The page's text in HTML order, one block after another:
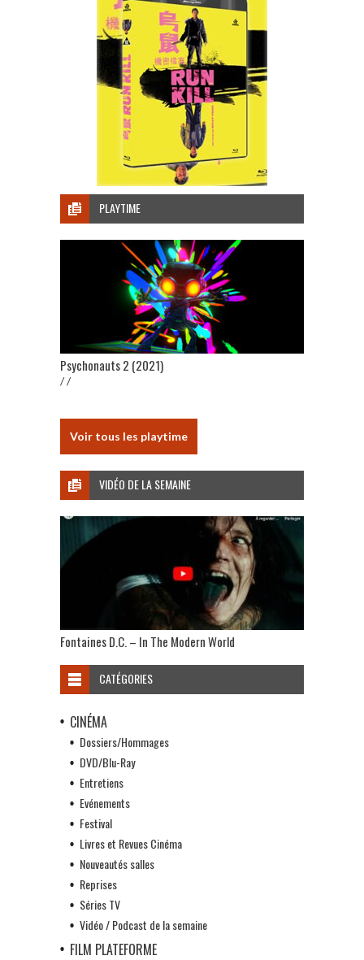
PLAYTIME
Psychonauts 2 (2021)
/ /
Voir tous les playtime
VIDÉO DE LA SEMAINE
Fontaines D.C. – In The Modern World
CATÉGORIES
CINÉMA
Dossiers/Hommages
DVD/Blu-Ray
Entretiens
Evénements
Festival
Livres et Revues Cinéma
Nouveautés salles
Reprises
Séries TV
Vidéo / Podcast de la semaine
FILM PLATEFORME